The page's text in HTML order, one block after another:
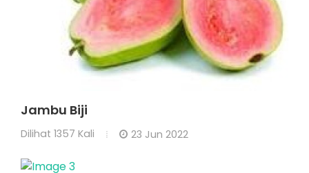
Jambu Biji
Dilihat 1357 Kali 23 Jun 2022